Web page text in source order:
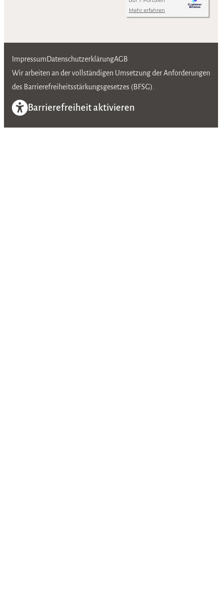
ImpressumDatenschutzerklärungAGB
Wir arbeiten an der vollständigen Umsetzung der Anforderungen
des Barrierefreiheitsstärkungsgesetzes (BFSG).
Barrierefreiheit aktivieren